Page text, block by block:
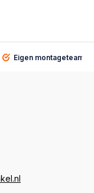
Eigen montageteam